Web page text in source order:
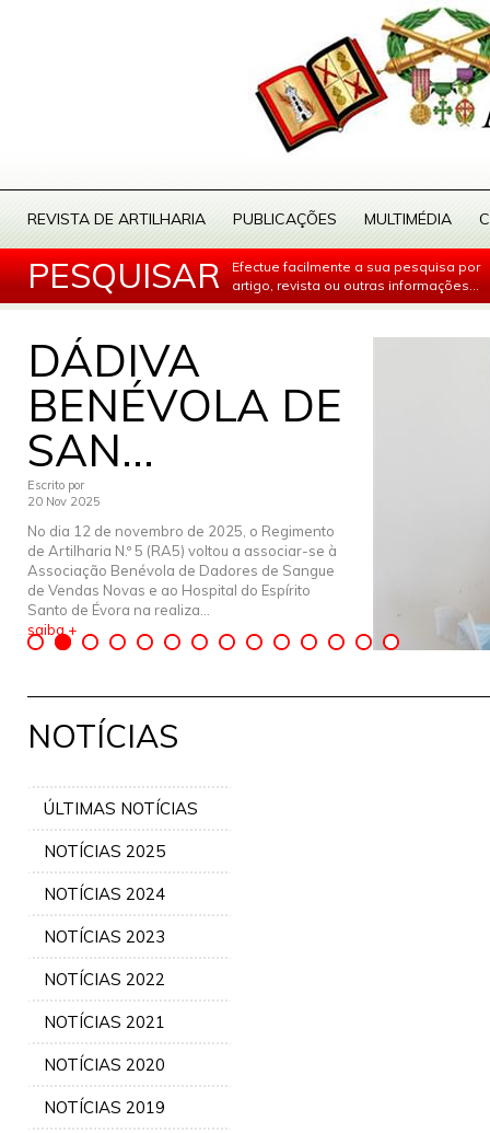
REVISTA DE ARTILHARIA PUBLICAÇÕES MULTIMÉDIA
PESQUISAR
Efectue facilmente a sua pesquisa por
artigo, revista ou outras informações...
DÁDIVA
BENÉVOLA DE
SAN...
Escrito por
20 Nov 2025
No dia 12 de novembro de 2025, o Regimento
de Artilharia N.º 5 (RA5) voltou a associar-se à
Associação Benévola de Dadores de Sangue
de Vendas Novas e ao Hospital do Espírito
Santo de Évora na realiza...
saiba +
NOTÍCIAS
ÚLTIMAS NOTÍCIAS
NOTÍCIAS 2025
NOTÍCIAS 2024
NOTÍCIAS 2023
NOTÍCIAS 2022
NOTÍCIAS 2021
NOTÍCIAS 2020
NOTÍCIAS 2019